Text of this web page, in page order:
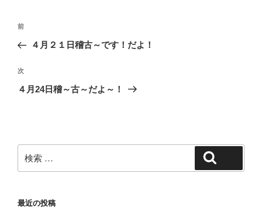
投
ナ
ビ
ゲ
ン
過
去
投
前
４月２１日稽古～です！だよ！
次
の
次
４月24日稽～古～だよ～！
索:
最近の投稿